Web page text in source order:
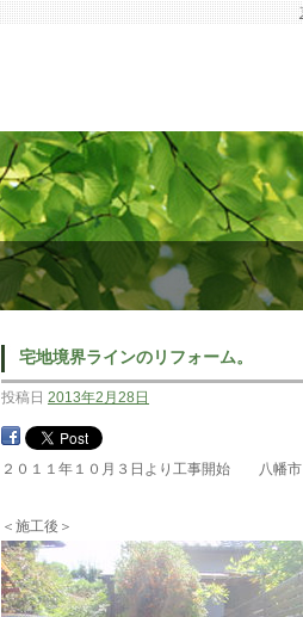
宅地境界ラインのリフォーム。
投稿日 2013年2月28日
２０１１年１０月３日より工事開始 八
＜施工後＞